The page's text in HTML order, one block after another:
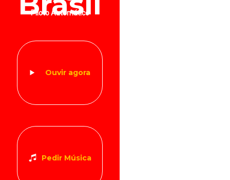
Piloto Automático
Ouvir agora
Pedir Música